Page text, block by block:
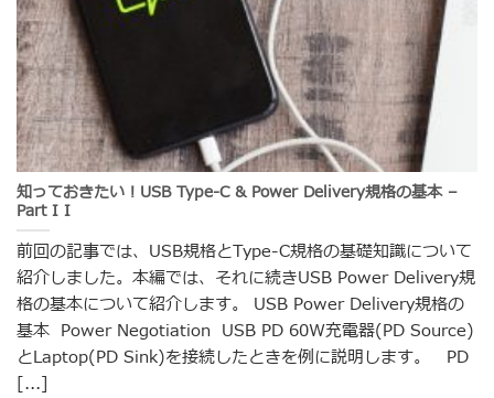
知っておきたい！USB Type-C & Power Delivery規格の基本 –
Part I I
前回の記事では、USB規格とType-C規格の基礎知識について
紹介しました。本編では、それに続きUSB Power Delivery規
格の基本について紹介します。 USB Power Delivery規格の
基本 Power Negotiation USB PD 60W充電器(PD Source)
とLaptop(PD Sink)を接続したときを例に説明します。 PD
[...]